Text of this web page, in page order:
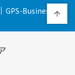
GPS-Business